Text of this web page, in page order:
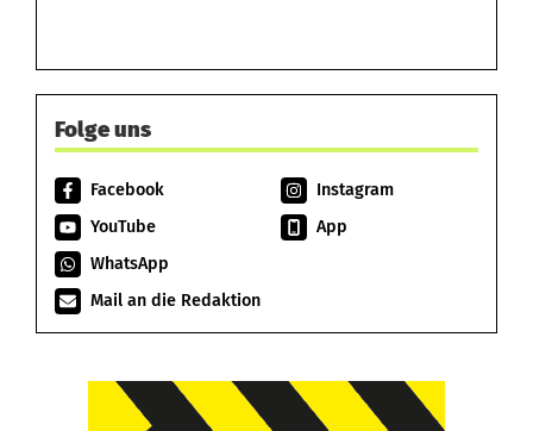
Folge uns
Facebook
Instagram
YouTube
App
WhatsApp
Mail an die Redaktion